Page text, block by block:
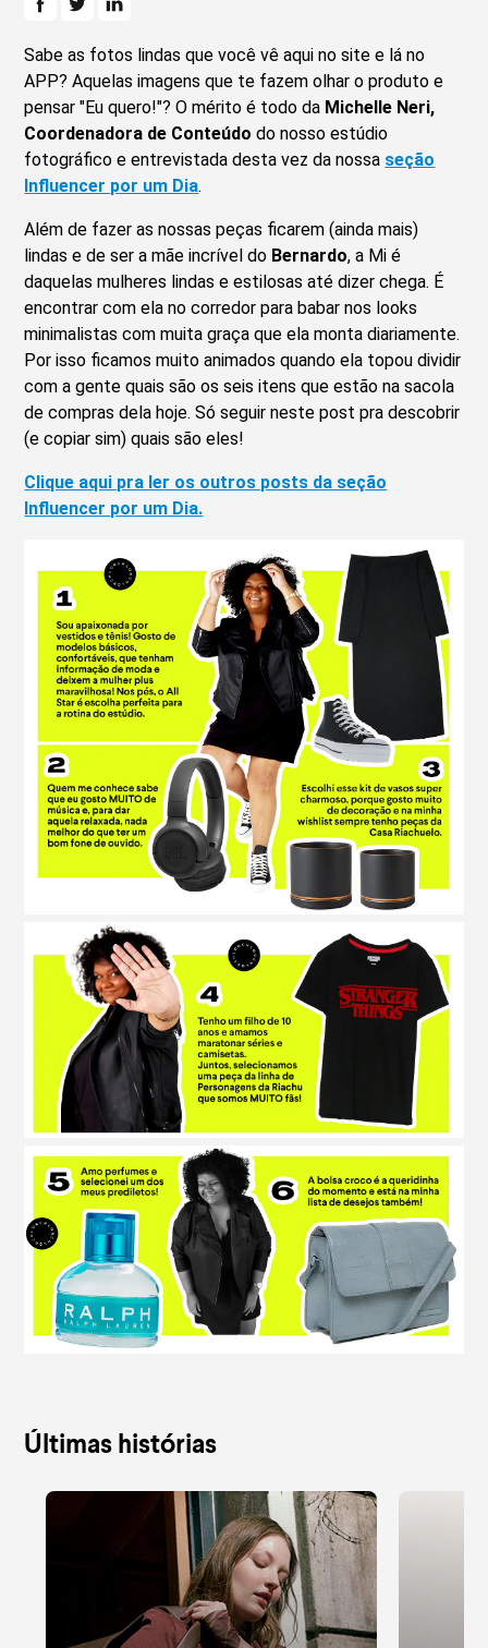
Sabe as fotos lindas que você vê aqui no site e lá no
APP? Aquelas imagens que te fazem olhar o produto e
pensar "Eu quero!"? O mérito é todo da Michelle Neri,
Coordenadora de Conteúdo do nosso estúdio
fotográfico e entrevistada desta vez da nossa seção
Influencer por um Dia.
Além de fazer as nossas peças ficarem (ainda mais)
lindas e de ser a mãe incrível do Bernardo, a Mi é
daquelas mulheres lindas e estilosas até dizer chega. É
encontrar com ela no corredor para babar nos looks
minimalistas com muita graça que ela monta diariamente.
Por isso ficamos muito animados quando ela topou dividir
com a gente quais são os seis itens que estão na sacola
de compras dela hoje. Só seguir neste post pra descobrir
(e copiar sim) quais são eles!
Clique aqui pra ler os outros posts da seção
Influencer por um Dia.
Últimas histórias